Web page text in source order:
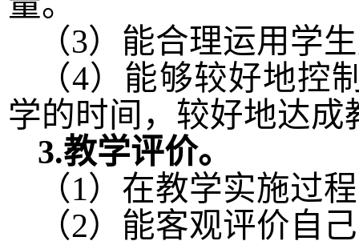
（3）能合理运用学
（4）能够较好地控
学的时间，较好地达成
3.教学评价。
（1）在教学实施过
（2）能客观评价自